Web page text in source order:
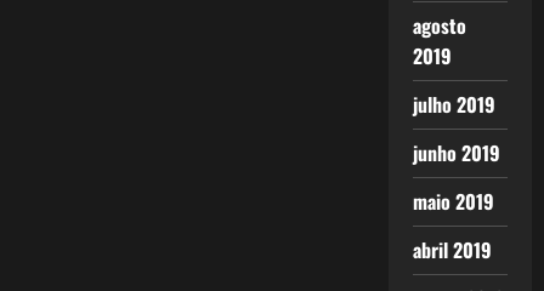
agosto
2019
julho 2019
junho 2019
maio 2019
abril 2019